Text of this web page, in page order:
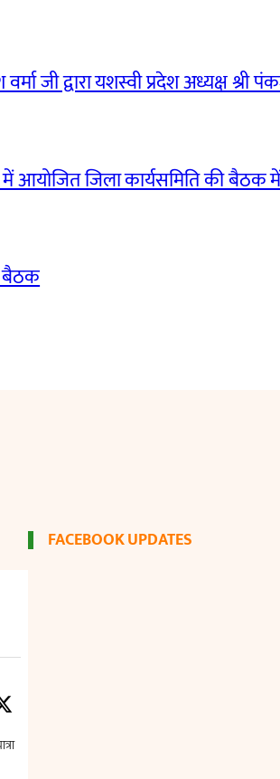
जी द्वारा यशस्वी प्रदेश अध्यक्ष श्री
आयोजित जिला कार्यसमिति की बैठक
बैठक
FACEBOOK UPDATES